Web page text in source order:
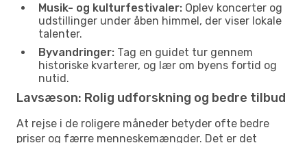
Musik- og kulturfestivaler: Oplev koncerter og
udstillinger under åben himmel, der viser lokale
talenter.
Byvandringer: Tag en guidet tur gennem
historiske kvarterer, og lær om byens fortid og
nutid.
Lavsæson: Rolig udforskning og bedre tilbud
At rejse i de roligere måneder betyder ofte bedre
priser og færre menneskemængder. Det er det